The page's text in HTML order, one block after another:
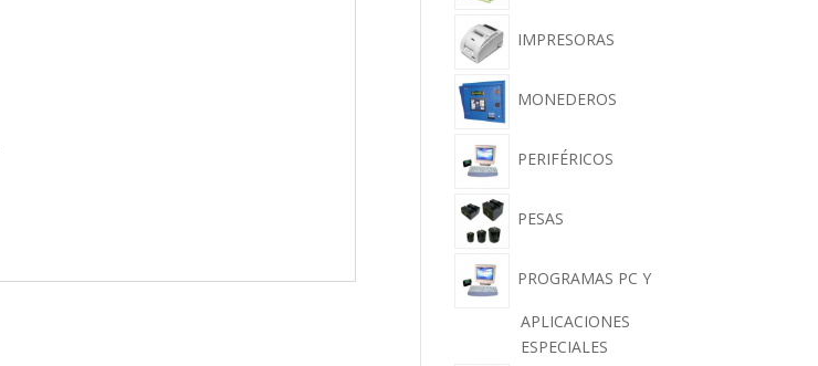
IMPRESORAS
MONEDEROS
PERIFÉRICOS
PESAS
PROGRAMAS PC Y
APLICACIONES
ESPECIALES